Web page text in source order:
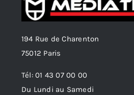
194 Rue de Charenton
75012 Paris
Tél: 01 43 07 00 00
Du Lundi au Samedi